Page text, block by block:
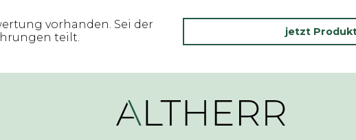
vorhanden. Sei der
teilt.
jetzt